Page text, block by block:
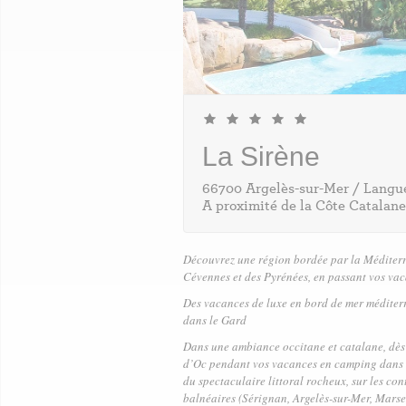
La Sirène
66700 Argelès-sur-Mer /
A proximité de la Côte
Découvrez une région bordée par la
Cévennes et des Pyrénées, en passant vos
Des vacances de luxe en bord de mer
dans le Gard
Dans une ambiance occitane et catalane,
d’Oc pendant vos vacances en camping
du spectaculaire littoral rocheux, sur les
balnéaires (Sérignan, Argelès-sur-Mer,